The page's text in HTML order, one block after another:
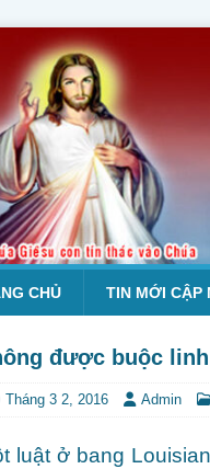
CHỦ TIN MỚI CẬP
được buộc
Tháng 3 2, 2016 Admin
luật ở bang